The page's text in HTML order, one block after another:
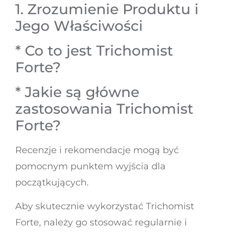
1. Zrozumienie Produktu i
Jego Właściwości
* Co to jest Trichomist
Forte?
* Jakie są główne
zastosowania Trichomist
Forte?
Recenzje i rekomendacje mogą być
pomocnym punktem wyjścia dla
początkujących.
Aby skutecznie wykorzystać Trichomist
Forte, należy go stosować regularnie i